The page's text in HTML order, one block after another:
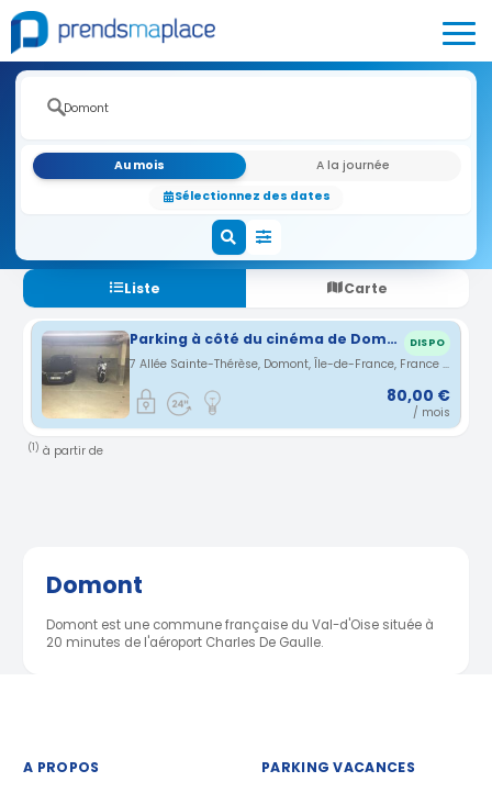
Au mois
A la journée
Sélectionnez des dates
Liste Carte
Parking à côté du cinéma de Domont DISPO
7 Allée Sainte-Thérèse, Domont, Île-de-France, France · 0.4 km
80,00 €
/ mois
(1) à partir de
Domont
Domont est une commune française du Val-d'Oise située à
20 minutes de l'aéroport Charles De Gaulle.
A PROPOS PARKING VACANCES